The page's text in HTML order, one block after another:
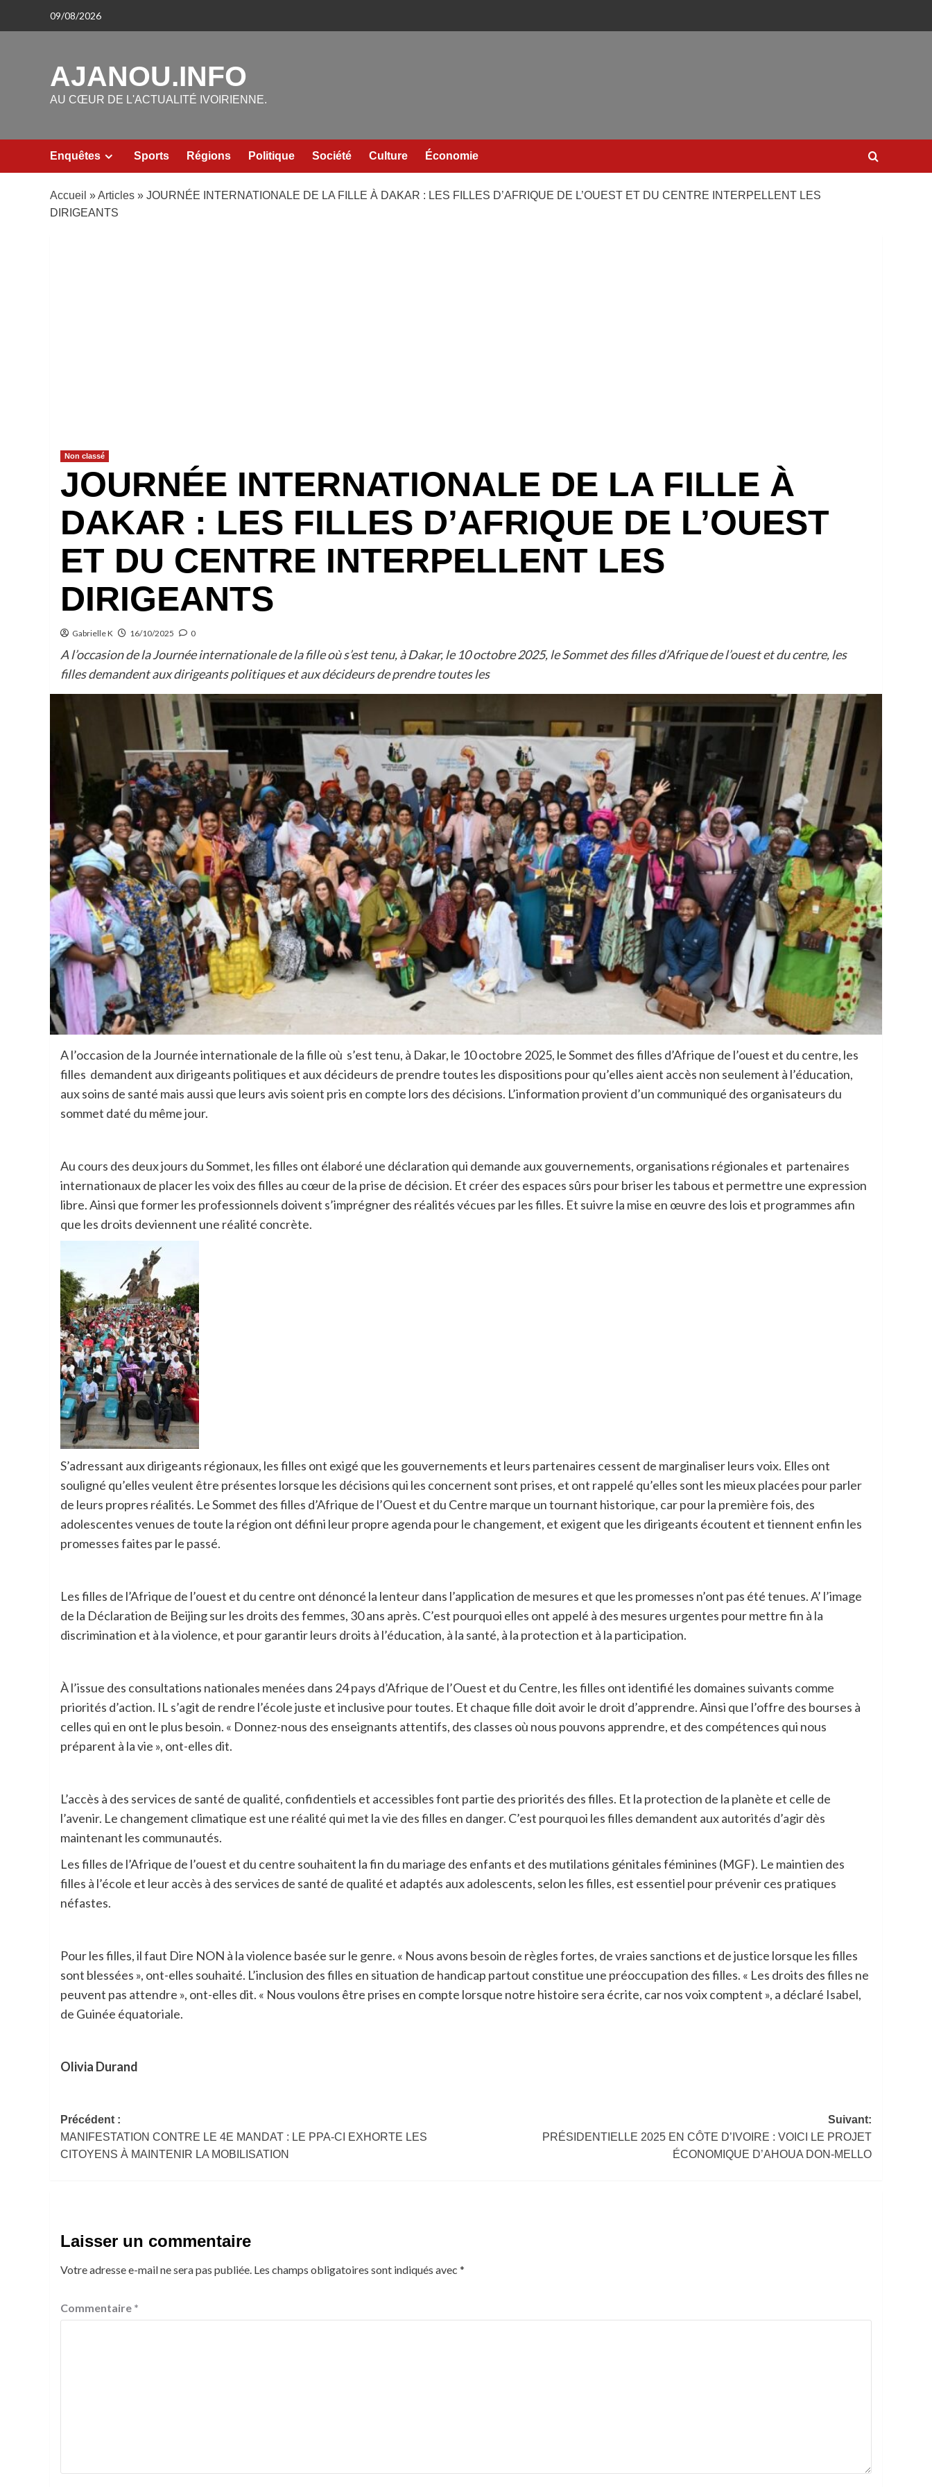
09/08/2026
AJANOU.INFO
AU CŒUR DE L'ACTUALITÉ IVOIRIENNE.
Enquêtes Sports Régions Politique Société Culture Économie
Accueil »Articles » JOURNÉE INTERNATIONALE DE LA FILLE À DAKAR : LES FILLES D’AFRIQUE DE L’OUEST ET DU CENTRE INTERPELLENT LES
DIRIGEANTS
Non classé
JOURNÉE INTERNATIONALE DE LA FILLE À
DAKAR : LES FILLES D’AFRIQUE DE L’OUEST
ET DU CENTRE INTERPELLENT LES
DIRIGEANTS
Gabrielle K 16/10/2025 0
A l’occasion de la Journée internationale de la fille où s’est tenu, à Dakar, le 10 octobre 2025, le Sommet des filles d’Afrique de l’ouest et du centre, les
filles demandent aux dirigeants politiques et aux décideurs de prendre toutes les
A l’occasion de la Journée internationale de la fille où s’est tenu, à Dakar, le 10 octobre 2025, le Sommet des filles d’Afrique de l’ouest et du centre, les
filles demandent aux dirigeants politiques et aux décideurs de prendre toutes les dispositions pour qu’elles aient accès non seulement à l’éducation,
aux soins de santé mais aussi que leurs avis soient pris en compte lors des décisions. L’information provient d’un communiqué des organisateurs du
sommet daté du même jour.
Au cours des deux jours du Sommet, les filles ont élaboré une déclaration qui demande aux gouvernements, organisations régionales et partenaires
internationaux de placer les voix des filles au cœur de la prise de décision. Et créer des espaces sûrs pour briser les tabous et permettre une expression
libre. Ainsi que former les professionnels doivent s’imprégner des réalités vécues par les filles. Et suivre la mise en œuvre des lois et programmes afin
que les droits deviennent une réalité concrète.
S’adressant aux dirigeants régionaux, les filles ont exigé que les gouvernements et leurs partenaires cessent de marginaliser leurs voix. Elles ont
souligné qu’elles veulent être présentes lorsque les décisions qui les concernent sont prises, et ont rappelé qu’elles sont les mieux placées pour parler
de leurs propres réalités. Le Sommet des filles d’Afrique de l’Ouest et du Centre marque un tournant historique, car pour la première fois, des
adolescentes venues de toute la région ont défini leur propre agenda pour le changement, et exigent que les dirigeants écoutent et tiennent enfin les
promesses faites par le passé.
Les filles de l’Afrique de l’ouest et du centre ont dénoncé la lenteur dans l’application de mesures et que les promesses n’ont pas été tenues. A’ l’image
de la Déclaration de Beijing sur les droits des femmes, 30 ans après. C’est pourquoi elles ont appelé à des mesures urgentes pour mettre fin à la
discrimination et à la violence, et pour garantir leurs droits à l’éducation, à la santé, à la protection et à la participation.
À l’issue des consultations nationales menées dans 24 pays d’Afrique de l’Ouest et du Centre, les filles ont identifié les domaines suivants comme
priorités d’action. IL s’agit de rendre l’école juste et inclusive pour toutes. Et chaque fille doit avoir le droit d’apprendre. Ainsi que l’offre des bourses à
celles qui en ont le plus besoin. « Donnez-nous des enseignants attentifs, des classes où nous pouvons apprendre, et des compétences qui nous
préparent à la vie », ont-elles dit.
L’accès à des services de santé de qualité, confidentiels et accessibles font partie des priorités des filles. Et la protection de la planète et celle de
l’avenir. Le changement climatique est une réalité qui met la vie des filles en danger. C’est pourquoi les filles demandent aux autorités d’agir dès
maintenant les communautés.
Les filles de l’Afrique de l’ouest et du centre souhaitent la fin du mariage des enfants et des mutilations génitales féminines (MGF). Le maintien des
filles à l’école et leur accès à des services de santé de qualité et adaptés aux adolescents, selon les filles, est essentiel pour prévenir ces pratiques
néfastes.
Pour les filles, il faut Dire NON à la violence basée sur le genre. « Nous avons besoin de règles fortes, de vraies sanctions et de justice lorsque les filles
sont blessées », ont-elles souhaité. L’inclusion des filles en situation de handicap partout constitue une préoccupation des filles. « Les droits des filles ne
peuvent pas attendre », ont-elles dit. « Nous voulons être prises en compte lorsque notre histoire sera écrite, car nos voix comptent », a déclaré Isabel,
de Guinée équatoriale.
Olivia Durand
Navigation
d’article
Précédent :
MANIFESTATION CONTRE LE 4E MANDAT : LE PPA-CI EXHORTE LES
CITOYENS À MAINTENIR LA MOBILISATION
Suivant:
PRÉSIDENTIELLE 2025 EN CÔTE D’IVOIRE : VOICI LE PROJET
ÉCONOMIQUE D’AHOUA DON-MELLO
Laisser un commentaire
Votre adresse e-mail ne sera pas publiée. Les champs obligatoires sont indiqués avec *
Commentaire *